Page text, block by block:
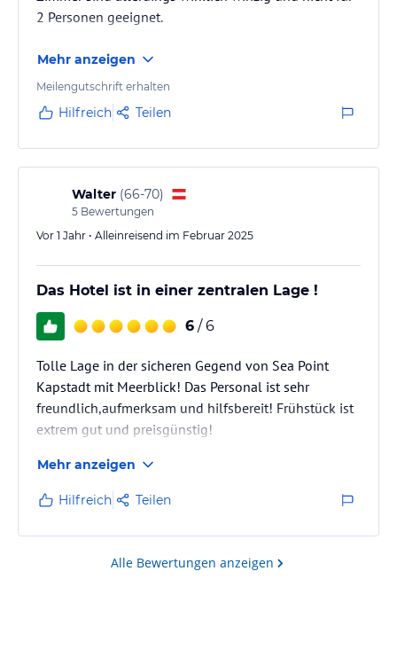
2 Personen geeignet.
Mehr anzeigen
Meilengutschrift erhalten
Hilfreich Teilen
Walter (66-70)
5 Bewertungen
Vor 1 Jahr • Alleinreisend im Februar 2025
Das Hotel ist in einer zentralen Lage !
6 / 6
Tolle Lage in der sicheren Gegend von Sea Point
Kapstadt mit Meerblick! Das Personal ist sehr
freundlich,aufmerksam und hilfsbereit! Frühstück ist
extrem gut und preisgünstig!
Mehr anzeigen
Hilfreich Teilen
Alle Bewertungen anzeigen